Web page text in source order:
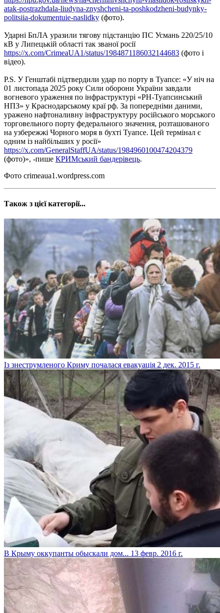
atak-postrazhdala-liudyna-znyshcheni-ta-poshkodzheni-budynky-
politsiia-dokumentuie-naslidky (фото).
Ударні БпЛА уразили тягову підстанцію ПС Усмань 220/25/10
кВ у Липецькій області так званої росії
https://x.com/CrimeaUA1/status/1984871186032144683 (фото і
відео).
P.S. У Генштабі підтвердили удар по порту в Туапсе: «У ніч на
01 листопада 2025 року Сили оборони України завдали
вогневого ураження по інфраструктурі «РН-Туапсинський
НПЗ» у Краснодарському краї рф. За попередніми даними,
уражено нафтоналивну інфраструктуру російського морського
торговельного порту федерального значення, розташованого
на узбережжі Чорного моря в бухті Туапсе. Цей термінал є
одним із найбільших у росії»
https://x.com/GeneralStaffUA/status/1984960100474204379
(фото)», -пише КРИМський бандерівець.
Фото crimeaua1.wordpress.com
Також з цієї категорії...
Із знеструмленого Криму почалася евакуація 2 дек. 2015 г.
В Крыму оккупанты обыскали дом... 13 февр. 2016 г.